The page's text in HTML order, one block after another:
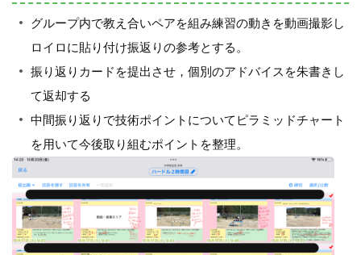
グループ内で教え合いペアを組み練習の動きを動画撮影し
ロイロに貼り付け振返りの参考とする。
振り返りカードを提出させ，個別のアドバイスを朱書きし
て返却する
中間振り返りで技術ポイントについてピラミッドチャート
を用いて今後取り組むポイントを整理。